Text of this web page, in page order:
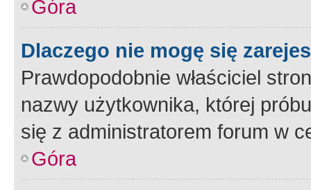
Góra
Dlaczego nie mogę się
Prawdopodobnie właściciel
nazwy użytkownika, której
się z administratorem forum w
Góra